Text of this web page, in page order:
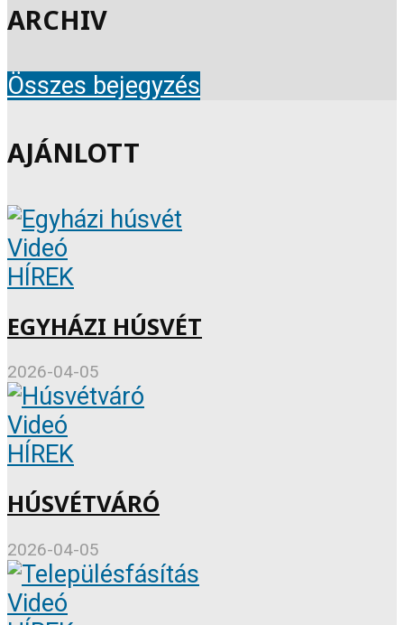
ARCHIV
Összes bejegyzés
AJÁNLOTT
Videó
HÍREK
EGYHÁZI HÚSVÉT
2026-04-05
Videó
HÍREK
HÚSVÉTVÁRÓ
2026-04-05
Videó